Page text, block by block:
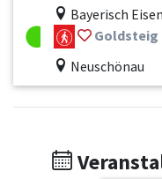
Bayerisch
Goldsteig
Neuschönau